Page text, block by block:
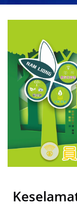
1972 |